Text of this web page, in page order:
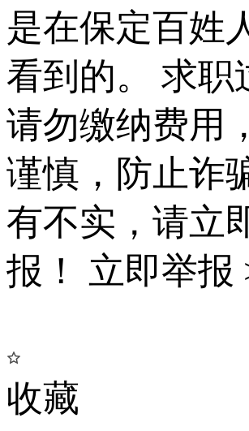
是在保定百姓
看到的。 求职
请勿缴纳费用
谨慎，防止诈
有不实，请立
报！ 立即举报
收藏